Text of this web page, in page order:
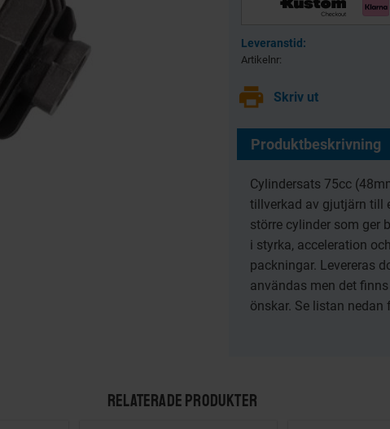
Artikelnr
print Skriv ut
Produktbeskrivning
Cylindersats 75cc
tillverkad av gjutjärn till
större cylinder som ger
i styrka, acceleration
packningar. Levereras
användas men det
önskar. Se listan
RELATERADE PRODUKTER